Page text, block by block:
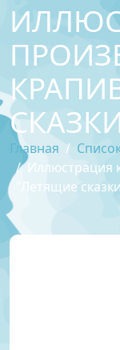
Главная
Иллюстрация
"Летящие